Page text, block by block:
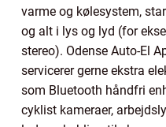
varme og kølesystem,
og alt i lys og lyd (for
stereo). Odense Auto-El
servicerer gerne ekstra
som Bluetooth håndfri
cyklist kameraer,